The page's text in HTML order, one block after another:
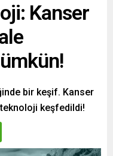
Kanser
bir keşif. Kanser
keşfedildi!